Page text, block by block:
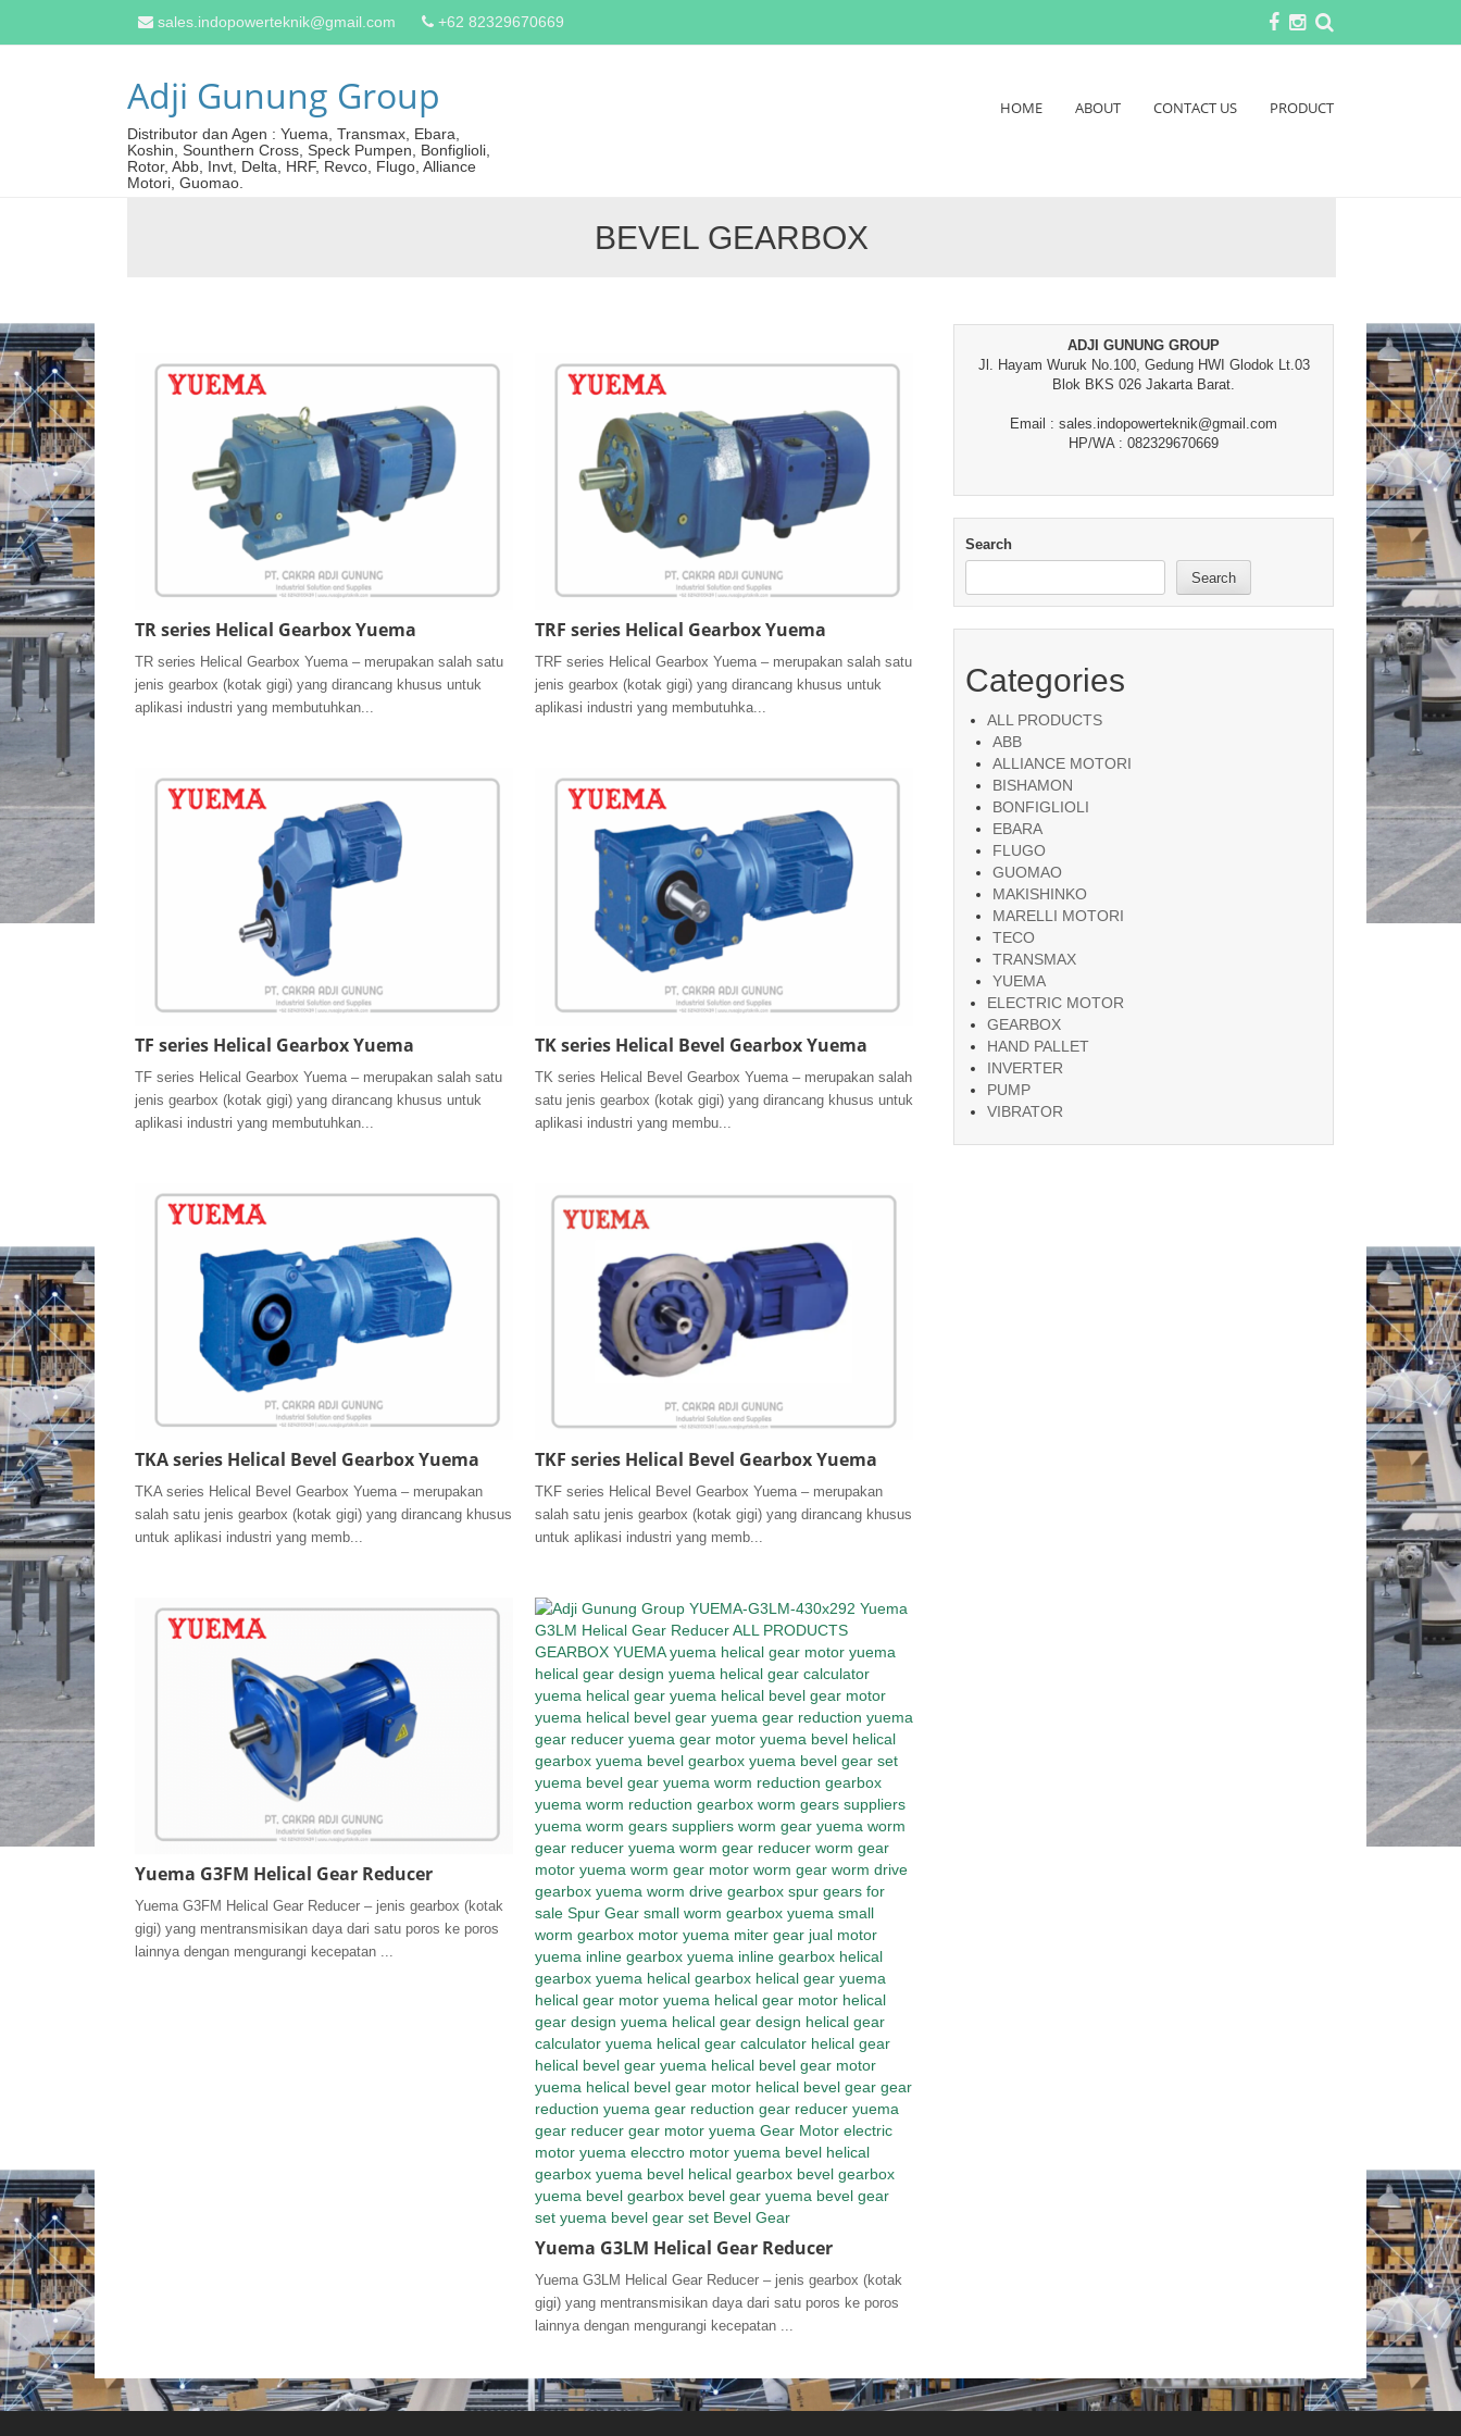
sales.indopowerteknik@gmail.com +62 82329670669
Adji Gunung Group
Distributor dan Agen : Yuema, Transmax, Ebara,
Koshin, Sounthern Cross, Speck Pumpen, Bonfiglioli,
Rotor, Abb, Invt, Delta, HRF, Revco, Flugo, Alliance
Motori, Guomao.
HOME ABOUT CONTACT US PRODUCT
BEVEL GEARBOX
TR series Helical Gearbox Yuema
TR series Helical Gearbox Yuema – merupakan salah satu
jenis gearbox (kotak gigi) yang dirancang khusus untuk
aplikasi industri yang membutuhkan...
TRF series Helical Gearbox Yuema
TRF series Helical Gearbox Yuema – merupakan salah satu
jenis gearbox (kotak gigi) yang dirancang khusus untuk
aplikasi industri yang membutuhka...
TF series Helical Gearbox Yuema
TF series Helical Gearbox Yuema – merupakan salah satu
jenis gearbox (kotak gigi) yang dirancang khusus untuk
aplikasi industri yang membutuhkan...
TK series Helical Bevel Gearbox Yuema
TK series Helical Bevel Gearbox Yuema – merupakan salah
satu jenis gearbox (kotak gigi) yang dirancang khusus untuk
aplikasi industri yang membu...
TKA series Helical Bevel Gearbox Yuema
TKA series Helical Bevel Gearbox Yuema – merupakan
salah satu jenis gearbox (kotak gigi) yang dirancang khusus
untuk aplikasi industri yang memb...
TKF series Helical Bevel Gearbox Yuema
TKF series Helical Bevel Gearbox Yuema – merupakan
salah satu jenis gearbox (kotak gigi) yang dirancang khusus
untuk aplikasi industri yang memb...
Yuema G3FM Helical Gear Reducer
Yuema G3FM Helical Gear Reducer – jenis gearbox (kotak
gigi) yang mentransmisikan daya dari satu poros ke poros
lainnya dengan mengurangi kecepatan ...
Yuema G3LM Helical Gear Reducer
Yuema G3LM Helical Gear Reducer – jenis gearbox (kotak
gigi) yang mentransmisikan daya dari satu poros ke poros
lainnya dengan mengurangi kecepatan ...
ADJI GUNUNG GROUP
Jl. Hayam Wuruk No.100, Gedung HWI Glodok Lt.03
Blok BKS 026 Jakarta Barat.
Email : sales.indopowerteknik@gmail.com
HP/WA : 082329670669
Search
Search
Categories
ALL PRODUCTS
ABB
ALLIANCE MOTORI
BISHAMON
BONFIGLIOLI
EBARA
FLUGO
GUOMAO
MAKISHINKO
MARELLI MOTORI
TECO
TRANSMAX
YUEMA
ELECTRIC MOTOR
GEARBOX
HAND PALLET
INVERTER
PUMP
VIBRATOR